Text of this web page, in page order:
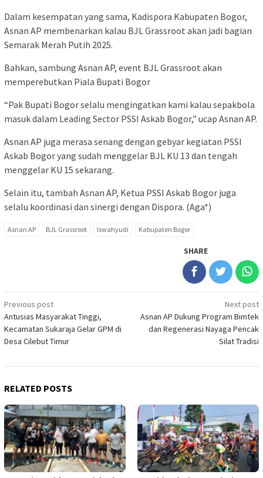
Dalam kesempatan yang sama, Kadispora Kabupaten Bogor,
Asnan AP membenarkan kalau BJL Grassroot akan jadi bagian
Semarak Merah Putih 2025.
Bahkan, sambung Asnan AP, event BJL Grassroot akan
memperebutkan Piala Bupati Bogor
“Pak Bupati Bogor selalu mengingatkan kami kalau sepakbola
masuk dalam Leading Sector PSSI Askab Bogor,” ucap Asnan AP.
Asnan AP juga merasa senang dengan gebyar kegiatan PSSI
Askab Bogor yang sudah menggelar BJL KU 13 dan tengah
menggelar KU 15 sekarang.
Selain itu, tambah Asnan AP, Ketua PSSI Askab Bogor juga
selalu koordinasi dan sinergi dengan Dispora. (Aga*)
Asnan AP BJL Grassroot Iswahyudi Kabupaten Bogor
SHARE
Post
navigation
Previous post
Antusias Masyarakat Tinggi,
Kecamatan Sukaraja Gelar GPM di
Desa Cilebut Timur
Next post
Asnan AP Dukung Program Bimtek
dan Regenerasi Nayaga Pencak
Silat Tradisi
RELATED POSTS